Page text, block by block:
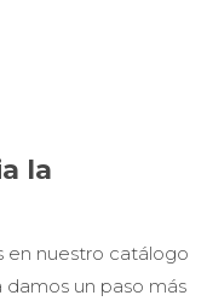
la
en nuestro catálogo
un paso más